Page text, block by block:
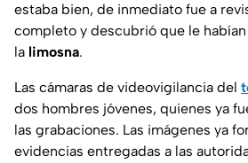
estaba bien, de inmediato fue a
completo y descubrió que le
la limosna.
Las cámaras de videovigilancia del
dos hombres jóvenes, quienes ya
las grabaciones. Las imágenes ya
evidencias entregadas a las